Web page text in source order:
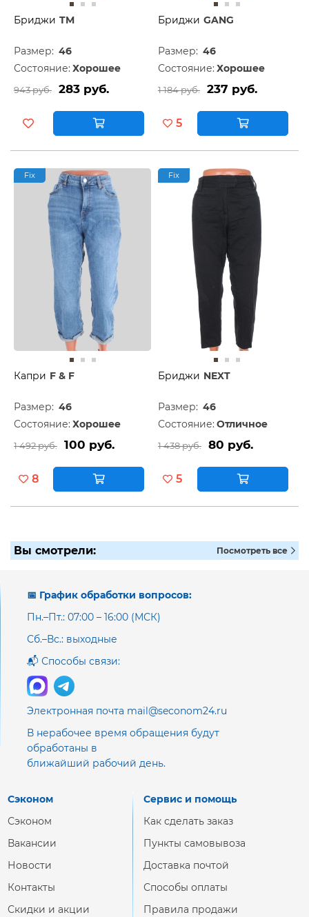
Бриджи TM
Размер: 46
Состояние: Хорошее
943 руб. 283 руб.
Бриджи GANG
Размер: 46
Состояние: Хорошее
1 184 руб. 237 руб.
5
Fix
Капри F & F
Размер: 46
Состояние: Хорошее
1 492 руб. 100 руб.
8
Fix
Бриджи NEXT
Размер: 46
Состояние: Отличное
1 438 руб. 80 руб.
5
Вы смотрели: Посмотреть все
📅 График обработки вопросов:
Пн.–Пт.: 07:00 – 16:00 (МСК)
Сб.–Вс.: выходные
📬 Способы связи:
Электронная почта mail@seconom24.ru
В нерабочее время обращения будут
обработаны в
ближайший рабочий день.
Сэконом
Сэконом
Вакансии
Новости
Контакты
Скидки и акции
Сервис и помощь
Как сделать заказ
Пункты самовывоза
Доставка почтой
Способы оплаты
Правила продажи